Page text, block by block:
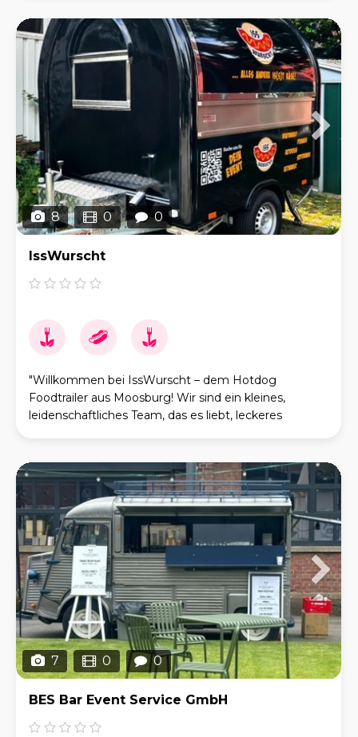
8 0 0
IssWurscht
"Willkommen bei IssWurscht – dem Hotdog
Foodtrailer aus Moosburg! Wir sind ein kleines,
leidenschaftliches Team, das es liebt, leckeres
7 0 0
BES Bar Event Service GmbH